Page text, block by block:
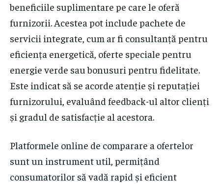
beneficiile suplimentare pe care le oferă
furnizorii. Acestea pot include pachete de
servicii integrate, cum ar fi consultanță pentru
eficiența energetică, oferte speciale pentru
energie verde sau bonusuri pentru fidelitate.
Este indicat să se acorde atenție și reputației
furnizorului, evaluând feedback-ul altor clienți
și gradul de satisfacție al acestora.
Platformele online de comparare a ofertelor
sunt un instrument util, permițând
consumatorilor să vadă rapid și eficient